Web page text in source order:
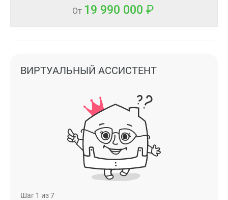
От 19 990 000
Шаг 1 из 7
ВИРТУАЛЬНЫЙ АССИСТЕНТ